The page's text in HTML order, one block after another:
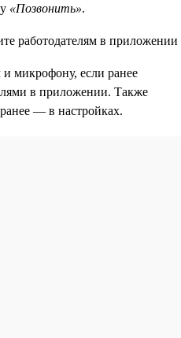
«Позвонить».
и микрофону, если ранее
в приложении. Также
— в настройках.